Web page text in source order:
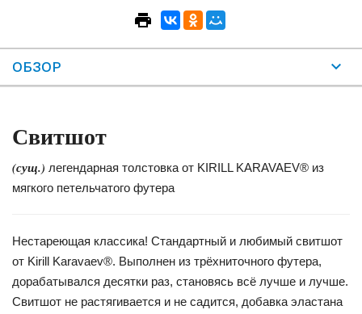
ОБЗОР
Свитшот
(сущ.) легендарная толстовка от KIRILL KARAVAEV® из
мягкого петельчатого футера
Нестареющая классика! Стандартный и любимый свитшот
от Kirill Karavaev®. Выполнен из трёхниточного футера,
дорабатывался десятки раз, становясь всё лучше и лучше.
Свитшот не растягивается и не садится, добавка эластана